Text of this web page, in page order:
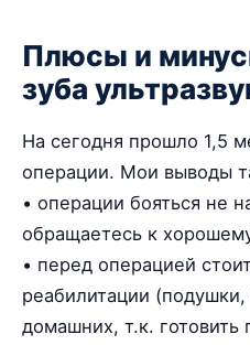
Плюсы и
зуба
На сегодня прошло 1,5
операции. Мои выводы
• операции бояться не
обращаетесь к
• перед операцией
реабилитации (подушки,
домашних, т.к. готовить